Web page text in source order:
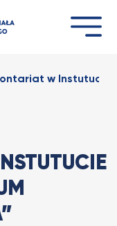
w Instutucie